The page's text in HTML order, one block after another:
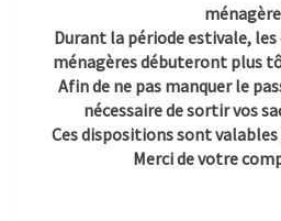
Durant la période estivale,
ménagères débuteront plus
Afin de ne pas manquer le
nécessaire de sortir vos
Ces dispositions sont valables
Merci de votre